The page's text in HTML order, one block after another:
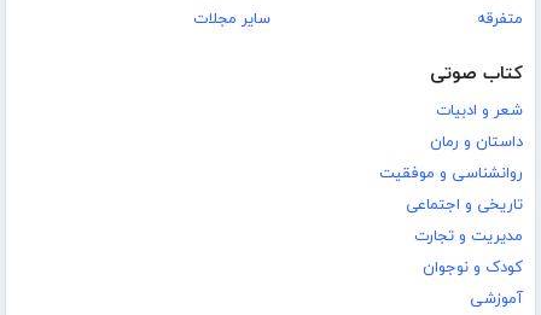
متفرقه
سایر مجلات
کتاب صوتی
شعر و ادبیات
داستان و رمان
روانشناسی و موفقیت
تاریخی و اجتماعی
مدیریت و تجارت
کودک و نوجوان
آموزشی